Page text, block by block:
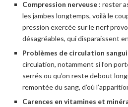
Compression nerveuse : rester
les jambes longtemps, voilà le
pression exercée sur le nerf
désagréables, qui disparaissent
Problèmes de circulation
circulation, notamment si l’on
serrés ou qu’on reste debout
remontée du sang, d’où
Carences en vitamines et